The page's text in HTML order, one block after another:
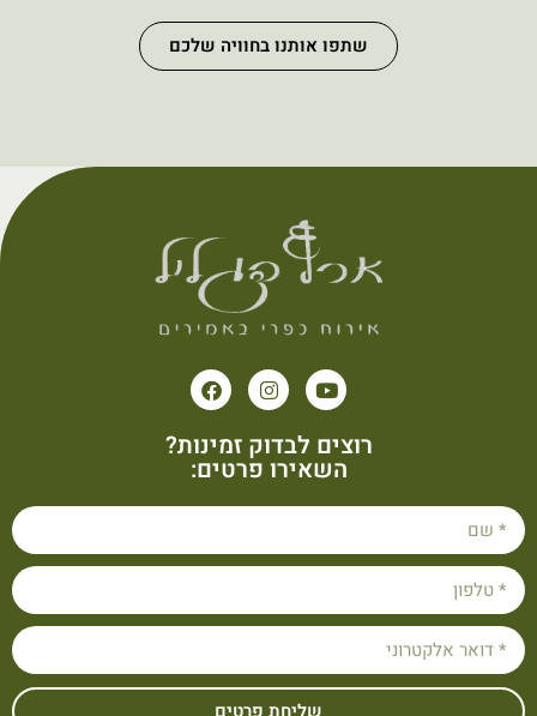
שתפו אותנו בחוויה שלכם
רוצים לבדוק זמינות?
השאירו פרטים: